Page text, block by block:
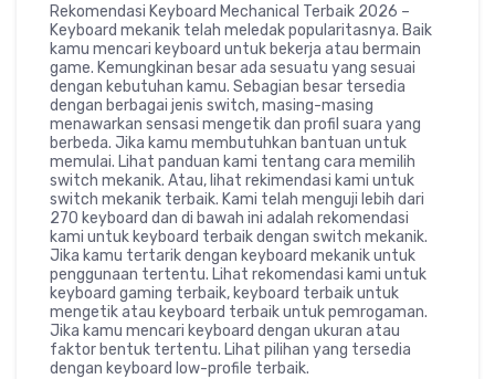
Rekomendasi Keyboard Mechanical Terbaik 2026 –
Keyboard mekanik telah meledak popularitasnya. Baik
kamu mencari keyboard untuk bekerja atau bermain
game. Kemungkinan besar ada sesuatu yang sesuai
dengan kebutuhan kamu. Sebagian besar tersedia
dengan berbagai jenis switch, masing-masing
menawarkan sensasi mengetik dan profil suara yang
berbeda. Jika kamu membutuhkan bantuan untuk
memulai. Lihat panduan kami tentang cara memilih
switch mekanik. Atau, lihat rekimendasi kami untuk
switch mekanik terbaik. Kami telah menguji lebih dari
270 keyboard dan di bawah ini adalah rekomendasi
kami untuk keyboard terbaik dengan switch mekanik.
Jika kamu tertarik dengan keyboard mekanik untuk
penggunaan tertentu. Lihat rekomendasi kami untuk
keyboard gaming terbaik, keyboard terbaik untuk
mengetik atau keyboard terbaik untuk pemrogaman.
Jika kamu mencari keyboard dengan ukuran atau
faktor bentuk tertentu. Lihat pilihan yang tersedia
dengan keyboard low-profile terbaik.